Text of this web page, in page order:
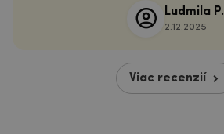
Ludmila P.
2.12.2025
Viac recenzií